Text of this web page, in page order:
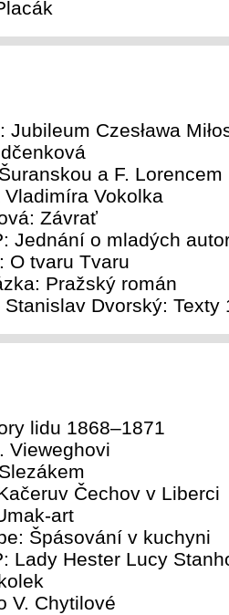
Jubileum Czesława
a F. Lorencem
Vokolka
Závrať
Jednání o mladých
O tvaru Tvaru
Pražský román
Dvorský: Texty
lidu 1868–1871
Vieweghovi
Čechov v Liberci
art
Špásování v kuchyni
Lady Hester Lucy
V. Chytilové